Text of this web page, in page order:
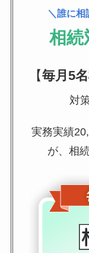
＼誰に相
相続
【毎月5
対
実務実績
が、相